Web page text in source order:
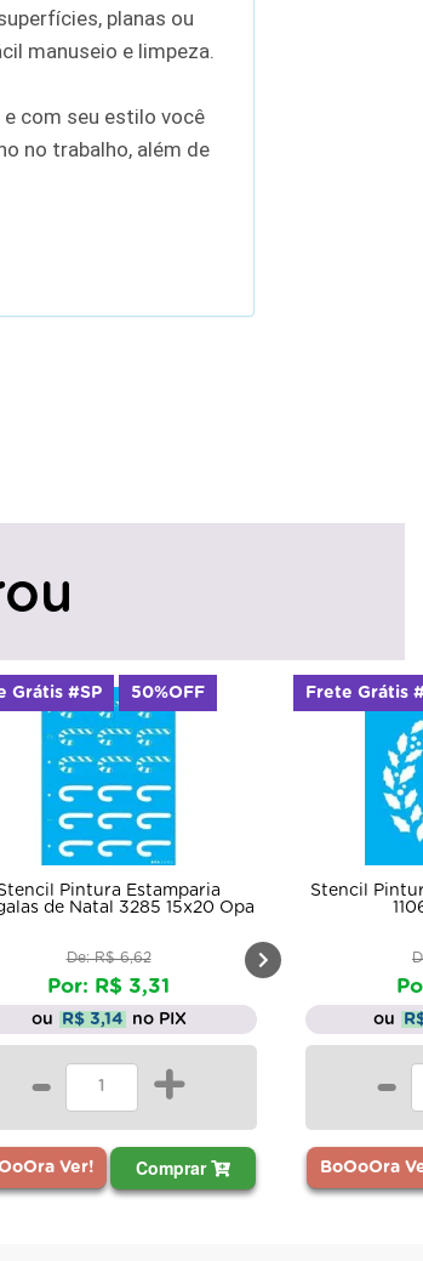
planas ou
manuseio e limpeza.
com seu estilo você
no trabalho, além de
Pintura Guirlanda Natalina
1106 14x14 Opa
De: R$ 4,22
Por: R$ 2,11
ou R$ 2,00 no PIX
- +
Ver! Comprar
Grátis #SP 50%OFF
Stencil
Presépio
ou
-
BoOoOra
Frete Grátis